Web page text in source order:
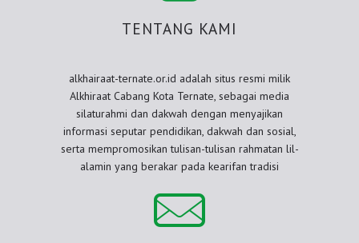
TENTANG KAMI
alkhairaat-ternate.or.id adalah situs resmi milik
Alkhiraat Cabang Kota Ternate, sebagai media
silaturahmi dan dakwah dengan menyajikan
informasi seputar pendidikan, dakwah dan sosial,
serta mempromosikan tulisan-tulisan rahmatan lil-
alamin yang berakar pada kearifan tradisi